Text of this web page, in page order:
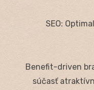
Navigácia
Previous
SEO:
Next
post:
Benefit-driven
súčasť